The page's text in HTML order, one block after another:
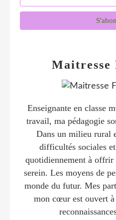
Maitresse
Enseignante en classe
travail, ma pédagogie
Dans un milieu rural
difficultés sociales
quotidiennement à offrir
serein. Les moyens de
monde du futur. Mes
mon cœur est ouvert